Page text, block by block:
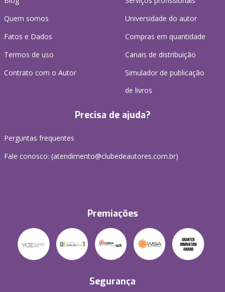
Quem somos
Fatos e Dados
Termos de uso
Contrato com o Autor
Universidade do autor
Compras em quantidade
Canais de distribuição
Simulador de publicação
de livros
Precisa de ajuda?
Perguntas frequentes
Fale conosco: (atendimento@clubedeautores.com.br)
Premiações
Segurança